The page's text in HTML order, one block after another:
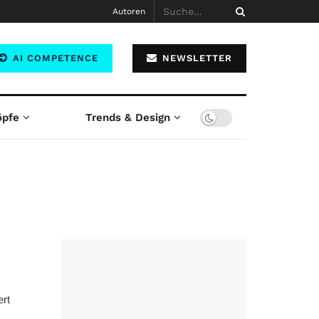
Autoren
AI COMPETENCE NEWSLETTER
Trends & Design